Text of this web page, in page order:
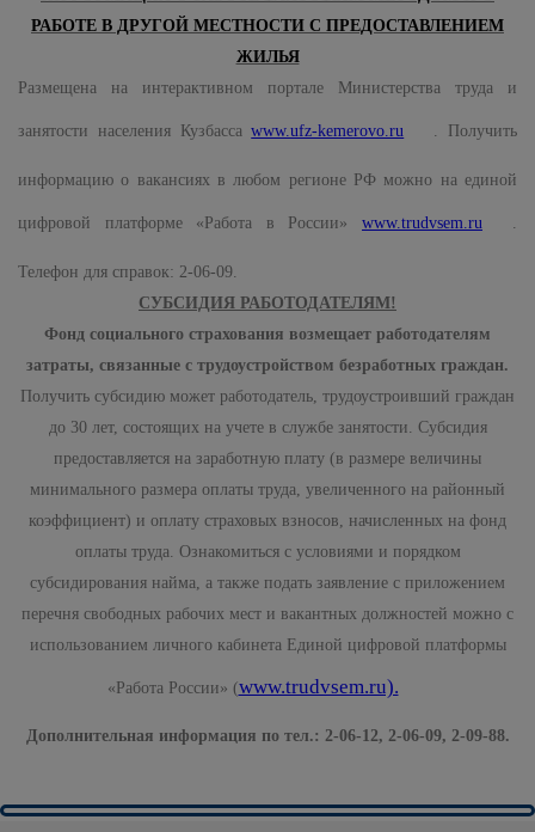
РАБОТЕ В ДРУГОЙ МЕСТНОСТИ С ПРЕДОСТАВЛЕНИЕМ
ЖИЛЬЯ
Размещена на интерактивном портале Министерства труда и
занятости населения Кузбассаwww.ufz-kemerovo.ru . Получить
информацию о вакансиях в любом регионе РФ можно на единой
цифровой платформе «Работа в России» www.trudvsem.ru .
Телефон для справок: 2-06-09.
СУБСИДИЯ РАБОТОДАТЕЛЯМ!
Фонд социального страхования возмещает работодателям
затраты, связанные с трудоустройством безработных граждан.
Получить субсидию может работодатель, трудоустроивший граждан
до 30 лет, состоящих на учете в службе занятости. Субсидия
предоставляется на заработную плату (в размере величины
минимального размера оплаты труда, увеличенного на районный
коэффициент) и оплату страховых взносов, начисленных на фонд
оплаты труда. Ознакомиться с условиями и порядком
субсидирования найма, а также подать заявление с приложением
перечня свободных рабочих мест и вакантных должностей можно с
использованием личного кабинета Единой цифровой платформы
«Работа России» (www.trudvsem.ru).
Дополнительная информация по тел.: 2-06-12, 2-06-09, 2-09-88.